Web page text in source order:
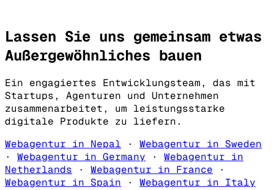
Lassen Sie uns gemeinsam etwas
Außergewöhnliches bauen
Ein engagiertes Entwicklungsteam, das mit
Startups, Agenturen und Unternehmen
zusammenarbeitet, um leistungsstarke
digitale Produkte zu liefern.
Webagentur in Nepal · Webagentur in Sweden
· Webagentur in Germany · Webagentur in
Netherlands · Webagentur in France ·
Webagentur in Spain · Webagentur in Italy